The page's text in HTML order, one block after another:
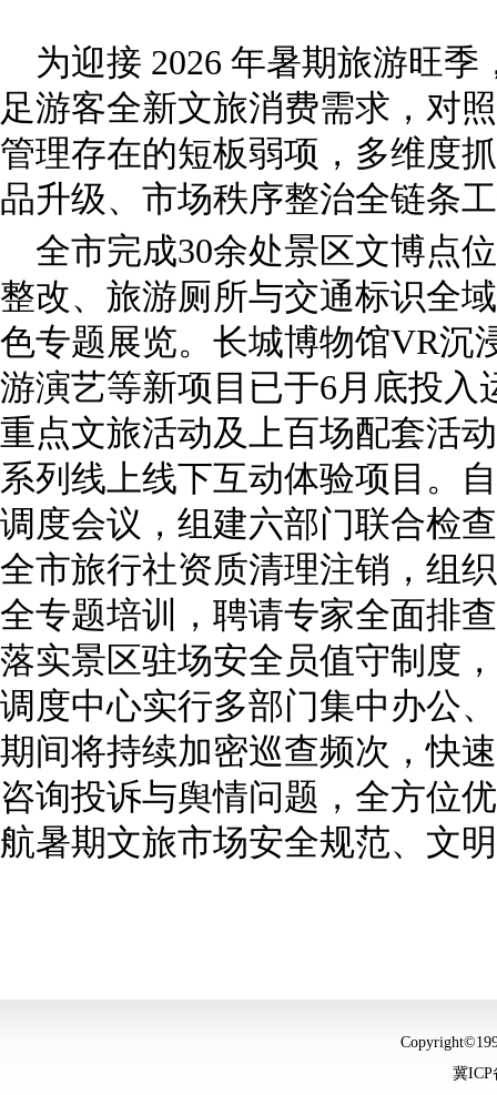
为迎接 2026 年暑期旅游旺
足游客全新文旅消费需求，对
管理存在的短板弱项，多维度
品升级、市场秩序整治全链条
全市完成30余处景区文博点
整改、旅游厕所与交通标识全
色专题展览。长城博物馆VR沉
游演艺等新项目已于6月底投入
重点文旅活动及上百场配套活
系列线上线下互动体验项目。
调度会议，组建六部门联合检
全市旅行社资质清理注销，组
全专题培训，聘请专家全面排
落实景区驻场安全员值守制度
调度中心实行多部门集中办公
期间将持续加密巡查频次，快
咨询投诉与舆情问题，全方位
航暑期文旅市场安全规范、文
冀ICP